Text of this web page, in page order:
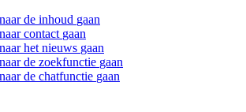
naar de inhoud gaan
naar contact gaan
naar het nieuws gaan
naar de zoekfunctie gaan
naar de chatfunctie gaan